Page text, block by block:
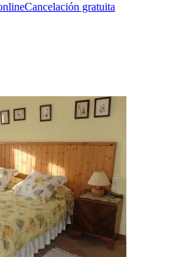
Cancelación gratuita